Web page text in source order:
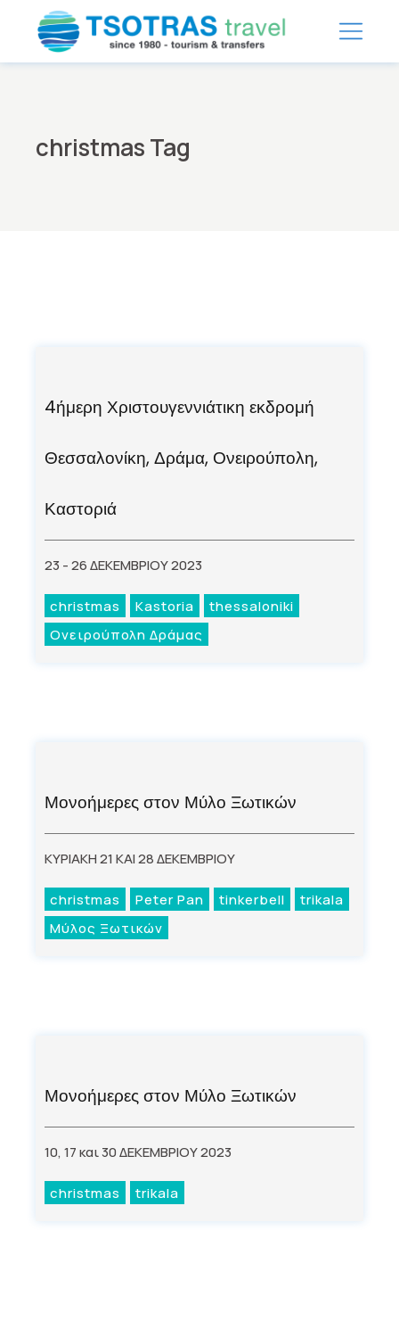
content
christmas Tag
4ήμερη Χριστουγεννιάτικη εκδρομή
Θεσσαλονίκη, Δράμα, Ονειρούπολη,
Καστοριά
23 - 26 ΔΕΚΕΜΒΡΙΟΥ 2023
christmas Kastoria
thessaloniki
Ονειρούπολη Δράμας
Μονοήμερες στον Μύλο Ξωτικών
ΚΥΡΙΑΚΗ 21 ΚΑΙ 28 ΔΕΚΕΜΒΡΙΟΥ
christmas Peter Pan tinkerbell
trikala
Μύλος Ξωτικών
Μονοήμερες στον Μύλο Ξωτικών
10, 17 και 30 ΔΕΚΕΜΒΡΙΟΥ 2023
christmas trikala